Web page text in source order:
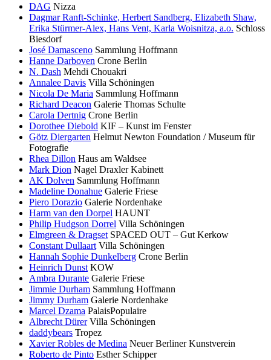
DAG Nizza
Dagmar Ranft-Schinke, Herbert Sandberg, Elizabeth Shaw,
Erika Stürmer-Alex, Hans Vent, Karla Woisnitza, a.o. Schloss
Biesdorf
José Damasceno Sammlung Hoffmann
Hanne Darboven Crone Berlin
N. Dash Mehdi Chouakri
Annalee Davis Villa Schöningen
Nicola De Maria Sammlung Hoffmann
Richard Deacon Galerie Thomas Schulte
Carola Dertnig Crone Berlin
Dorothee Diebold KIF – Kunst im Fenster
Götz Diergarten Helmut Newton Foundation / Museum für
Fotografie
Rhea Dillon Haus am Waldsee
Mark Dion Nagel Draxler Kabinett
AK Dolven Sammlung Hoffmann
Madeline Donahue Galerie Friese
Piero Dorazio Galerie Nordenhake
Harm van den Dorpel HAUNT
Philip Hudgson Dorrel Villa Schöningen
Elmgreen & Dragset SPACED OUT – Gut Kerkow
Constant Dullaart Villa Schöningen
Hannah Sophie Dunkelberg Crone Berlin
Heinrich Dunst KOW
Ambra Durante Galerie Friese
Jimmie Durham Sammlung Hoffmann
Jimmy Durham Galerie Nordenhake
Marcel Dzama PalaisPopulaire
Albrecht Dürer Villa Schöningen
daddybears Tropez
Xavier Robles de Medina Neuer Berliner Kunstverein
Roberto de Pinto Esther Schipper